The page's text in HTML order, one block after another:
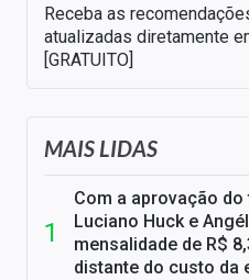
Receba as
atualizadas diretamente
[GRATUITO]
MAIS LIDAS
Com a aprovação
Luciano Huck e
mensalidade de R$
distante do custo da